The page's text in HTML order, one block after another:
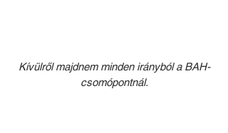
Kívülről majdnem minden irányból a BAH-
csomópontnál.